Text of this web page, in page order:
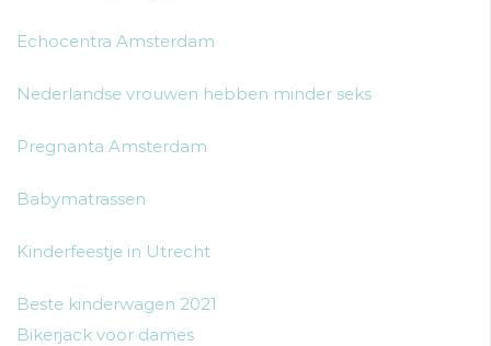
Echocentra Amsterdam
Nederlandse vrouwen hebben minder seks
Pregnanta Amsterdam
Babymatrassen
Kinderfeestje in Utrecht
Beste kinderwagen 2021
Bikerjack voor dames